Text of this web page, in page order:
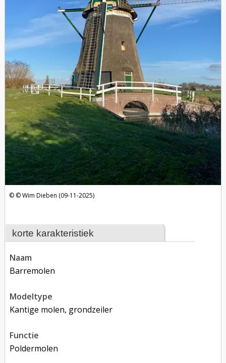
korte karakteristiek
naam
Barremolen
modeltype
Kantige molen, grondzeiler
functie
poldermolen
Wim Dieben (09-11-2025)